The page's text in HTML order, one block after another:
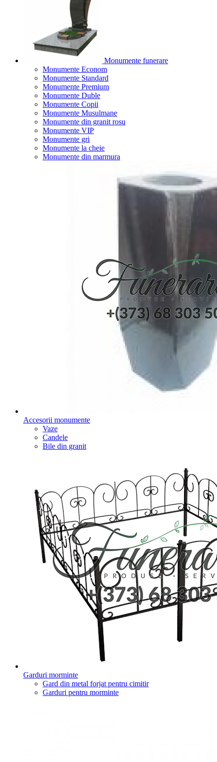
Monumente funerare
Monumente Econom
Monumente Standard
Monumente Premium
Monumente Duble
Monumente Copii
Monumente Musulmane
Monumente din granit rosu
Monumente VIP
Monumente gri
Monumente la cheie
Monumente din marmura
Accesorii monumente
Vaze
Candele
Bile din granit
Garduri morminte
Gard din metal forjat pentru cimitir
Garduri pentru morminte